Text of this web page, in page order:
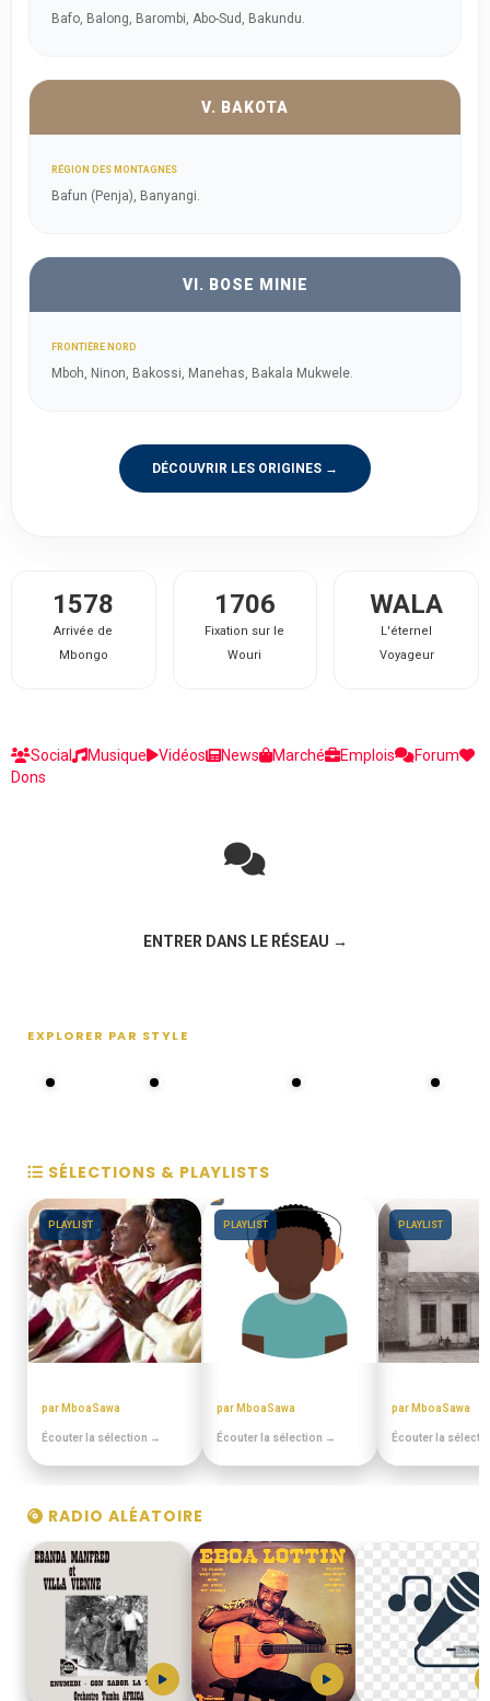
Bafo, Balong, Barombi, Abo-Sud, Bakundu.
V. BAKOTA
RÉGION DES MONTAGNES
Bafun (Penja), Banyangi.
VI. BOSE MINIE
FRONTIÈRE NORD
Mboh, Ninon, Bakossi, Manehas, Bakala Mukwele.
DÉCOUVRIR LES ORIGINES →
1578
Arrivée de
Mbongo
1706
Fixation sur le
Wouri
WALA
L'éternel
Voyageur
Social Musique Vidéos News Marché Emplois
Forum
Dons
ENTRER DANS LE RÉSEAU →
EXPLORER PAR STYLE
SÉLECTIONS & PLAYLISTS
PLAYLIST
par MboaSawa
Écouter la sélection →
PLAYLIST
par MboaSawa
Écouter la sélection →
PLAYLIST
par MboaSawa
Écouter la
RADIO ALÉATOIRE